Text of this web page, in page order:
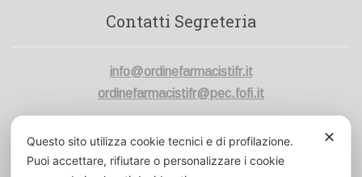
Contatti Segreteria
info@ordinefarmacistifr.it
ordinefarmacistifr@pec.fofi.it
Cod. Un. Fatt. Elett.:UFVK43
✕
Questo sito utilizza cookie tecnici e di profilazione.
Puoi accettare, rifiutare o personalizzare i cookie